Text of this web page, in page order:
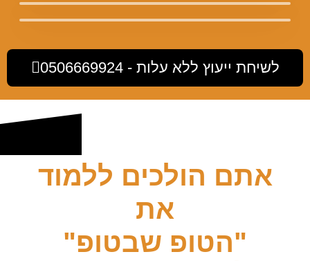
לשיחת ייעוץ ללא עלות - 0506669924
אתם הולכים ללמוד
את
"הטופ שבטופ"